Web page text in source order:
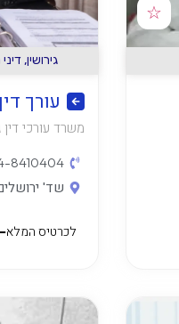
☆
גירושין,
עורך
משרד עורכי דין
8410404
שד' ירושלים 1, קרית
לכרטיס המלא